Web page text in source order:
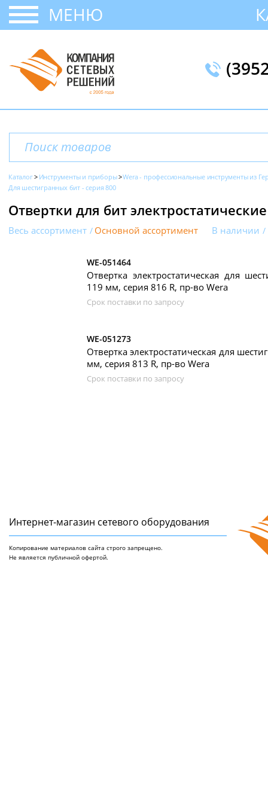
МЕНЮ
Каталог Инструменты и приборы
Wera - профессиональные инструменты из
Для шестигранных бит - серия 800
Отвертки для бит
Весь ассортимент Основной ассортимент В наличии
WE-051464
Отвертка электростатическая для
119 мм, серия 816 R, пр-во Wera
Срок поставки по запросу
WE-051273
Отвертка электростатическая для
мм, серия 813 R, пр-во Wera
Срок поставки по запросу
Интернет-магазин сетeвого оборудования
Копирование материалов сайта строго запрещено.
Не является публичной офертой.